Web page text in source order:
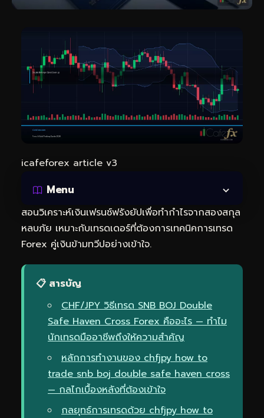
icafeforex article v3
Menu
สอนวิเคราะห์เงินเฟรนช์ฟรังยัปเพื่อทำกำไรจากสองสกุล
หลบภัย เหมาะกับเทรดเดอร์ที่ต้องการเทคนิคการเทรด
Forex คู่เงินข้ามทวีปอย่างเข้าใจ.
📋 สารบัญ
CHF/JPY วิธีเทรด SNB BOJ Double
Safe Haven Cross Forex คืออะไร — ทำไม
นักเทรดมืออาชีพถึงให้ความสำคัญ
หลักการทำงานของ chfjpy how to
trade snb boj double safe haven cross
— กลไกเบื้องหลังที่ต้องเข้าใจ
กลยุทธ์การเทรดด้วย chfjpy how to